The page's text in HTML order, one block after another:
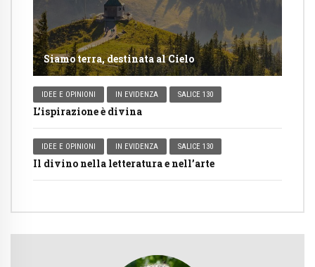
Siamo terra, destinata al Cielo
IDEE E OPINIONI IN EVIDENZA SALICE 130
L’ispirazione è divina
IDEE E OPINIONI IN EVIDENZA SALICE 130
Il divino nella letteratura e nell’arte